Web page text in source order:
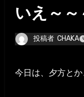
いえ～～
投稿者 CHAKA
今日は、夕方と